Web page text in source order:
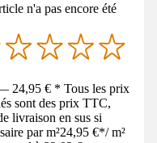
n'a pas encore été
24,95 € * Tous les prix
sont des prix TTC,
livraison en sus si
par m²24,95 €*/ m²